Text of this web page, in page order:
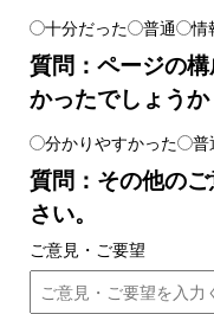
十分だった 普通 情
質問：ページの
かったでしょうか
分かりやすかった 普
質問：その他の
さい。
ご意見・ご要望